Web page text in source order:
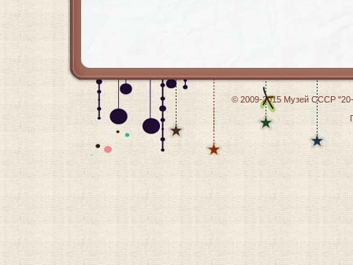
© 2009-2015 Музей СССР